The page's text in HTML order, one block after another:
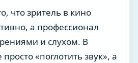
что зритель в кино
а профессионал
и слухом. В
«поглотить звук», а